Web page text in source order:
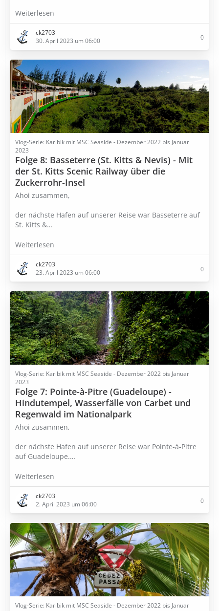
Weiterlesen
ck2703
30. April 2023 um 06:00
0
Vlog-Serie: Karibik mit MSC Seaside - Dezember 2022 bis Januar
2023
Folge 8: Basseterre (St. Kitts & Nevis) - Mit
der St. Kitts Scenic Railway über die
Zuckerrohr-Insel
Ahoi zusammen,
der nächste Hafen auf unserer Reise war Basseterre auf
St. Kitts &…
Weiterlesen
ck2703
23. April 2023 um 06:00
0
Vlog-Serie: Karibik mit MSC Seaside - Dezember 2022 bis Januar
2023
Folge 7: Pointe-à-Pitre (Guadeloupe) -
Hindutempel, Wasserfälle von Carbet und
Regenwald im Nationalpark
Ahoi zusammen,
der nächste Hafen auf unserer Reise war Pointe-à-Pitre
auf Guadeloupe.…
Weiterlesen
ck2703
2. April 2023 um 06:00
0
Vlog-Serie: Karibik mit MSC Seaside - Dezember 2022 bis Januar